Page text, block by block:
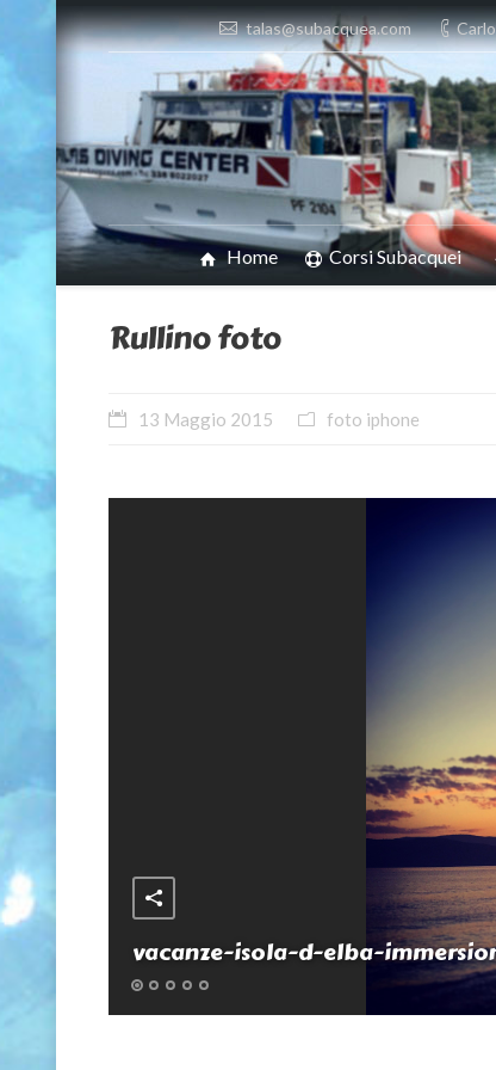
talas@subacquea.com
Home Corsi Subacquei
Rullino foto
13 Maggio 2015 foto iphone
vacanze-isola-d-elba-